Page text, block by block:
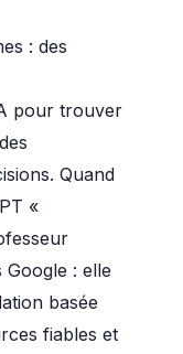
: des
pour trouver
Quand
«
: elle
basée
fiables et